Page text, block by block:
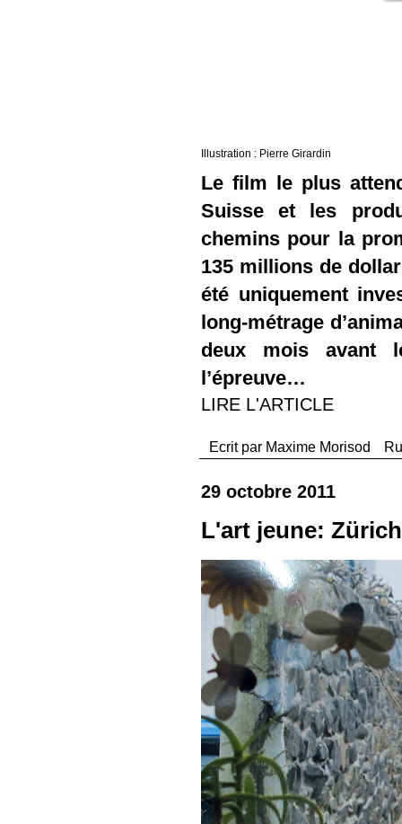
Illustration : Pierre Girardin
Le film le plus
Suisse et les
chemins pour la
135 millions de
été uniquement
long-métrage
deux mois avant
l’épreuve…
LIRE L'ARTICLE
Ecrit par Maxime Morisod
29 octobre 2011
L'art jeune: Zürich